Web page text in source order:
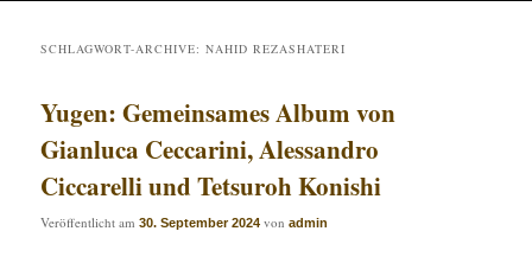
SCHLAGWORT-ARCHIVE:NAHID REZASHATERI
Yugen: Gemeinsames Album von
Gianluca Ceccarini, Alessandro
Ciccarelli und Tetsuroh Konishi
Veröffentlicht am30. September 2024 vonadmin